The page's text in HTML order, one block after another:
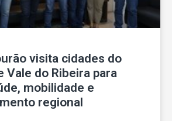
visita cidades do
Vale do Ribeira para
mobilidade e
regional